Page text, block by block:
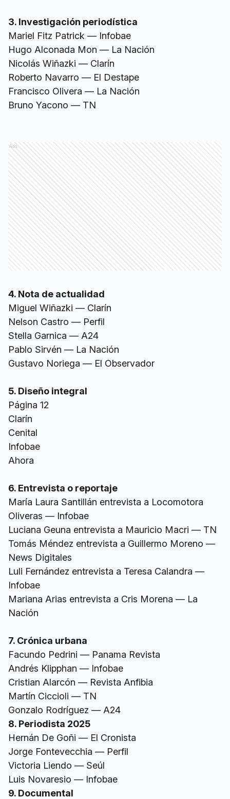
3. Investigación periodística
Mariel Fitz Patrick — Infobae
Hugo Alconada Mon — La Nación
Nicolás Wiñazki — Clarín
Roberto Navarro — El Destape
Francisco Olivera — La Nación
Bruno Yacono — TN
Ads
4. Nota de actualidad
Miguel Wiñazki — Clarín
Nelson Castro — Perfil
Stella Garnica — A24
Pablo Sirvén — La Nación
Gustavo Noriega — El Observador
5. Diseño integral
Página 12
Clarín
Cenital
Infobae
Ahora
6. Entrevista o reportaje
María Laura Santillán entrevista a Locomotora
Oliveras — Infobae
Luciana Geuna entrevista a Mauricio Macri — TN
Tomás Méndez entrevista a Guillermo Moreno —
News Digitales
Luli Fernández entrevista a Teresa Calandra —
Infobae
Mariana Arias entrevista a Cris Morena — La
Nación
7. Crónica urbana
Facundo Pedrini — Panama Revista
Andrés Klipphan — Infobae
Cristian Alarcón — Revista Anfibia
Martín Ciccioli — TN
Gonzalo Rodríguez — A24
8. Periodista 2025
Hernán De Goñi — El Cronista
Jorge Fontevecchia — Perfil
Victoria Liendo — Seúl
Luis Novaresio — Infobae
9. Documental